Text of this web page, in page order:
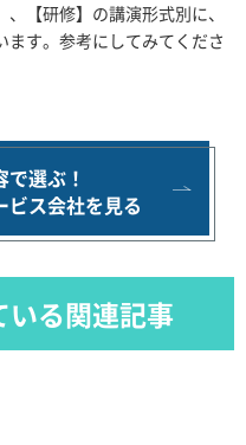
【研修】の講演形式別に、
す。参考にしてみてくださ
選ぶ！
ビス会社を見る
いる関連記事